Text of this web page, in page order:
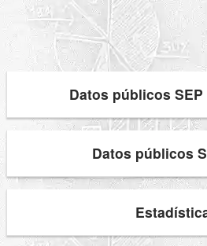
Datos públicos
Datos públicos